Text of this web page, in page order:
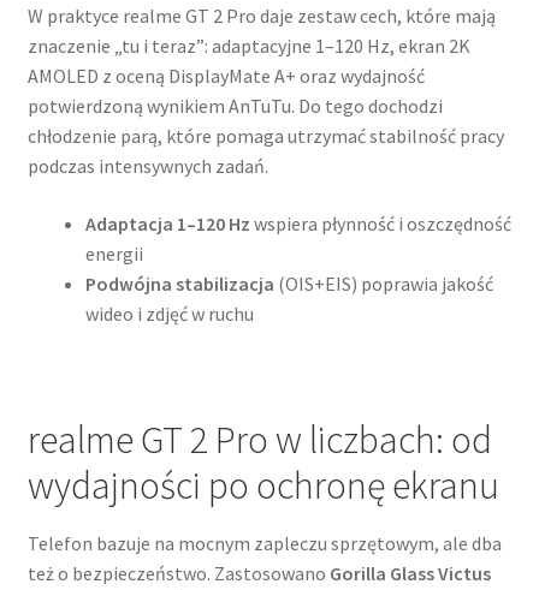
W praktyce realme GT 2 Pro daje zestaw cech, które mają
znaczenie „tu i teraz”: adaptacyjne 1–120 Hz, ekran 2K
AMOLED z oceną DisplayMate A+ oraz wydajność
potwierdzoną wynikiem AnTuTu. Do tego dochodzi
chłodzenie parą, które pomaga utrzymać stabilność pracy
podczas intensywnych zadań.
Adaptacja 1–120 Hz wspiera płynność i oszczędność
energii
Podwójna stabilizacja (OIS+EIS) poprawia jakość
wideo i zdjęć w ruchu
realme GT 2 Pro w liczbach: od
wydajności po ochronę ekranu
Telefon bazuje na mocnym zapleczu sprzętowym, ale dba
też o bezpieczeństwo. Zastosowano Gorilla Glass Victus